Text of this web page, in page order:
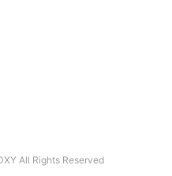
All Rights Reserved